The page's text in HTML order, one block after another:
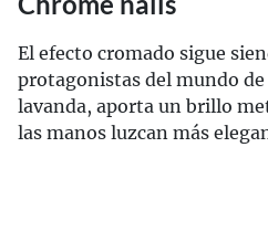
El efecto cromado sigue
protagonistas del mundo
lavanda, aporta un brillo
las manos luzcan más